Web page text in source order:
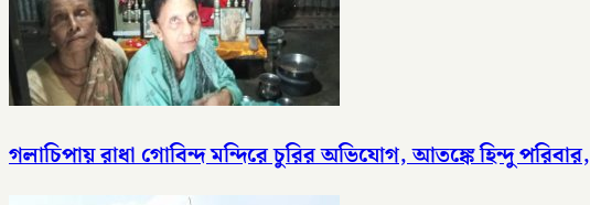
গলাচিপায় রাধা গোবিন্দ মন্দিরে চুরির অভিযোগ, আতঙ্কে হিন্দু পরিবার,